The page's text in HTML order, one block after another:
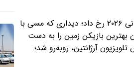
این اتفاق پس از پیروزی ۳ بر ۲ آرژانتین مقابل کیپ‌ورد در مرحله یک‌هشتم نهایی جام جهانی ۲۰۲۶ رخ داد؛ دیداری که مسی با
بازیکن زمین را به دست
آرژانتین، روبه‌رو شد؛